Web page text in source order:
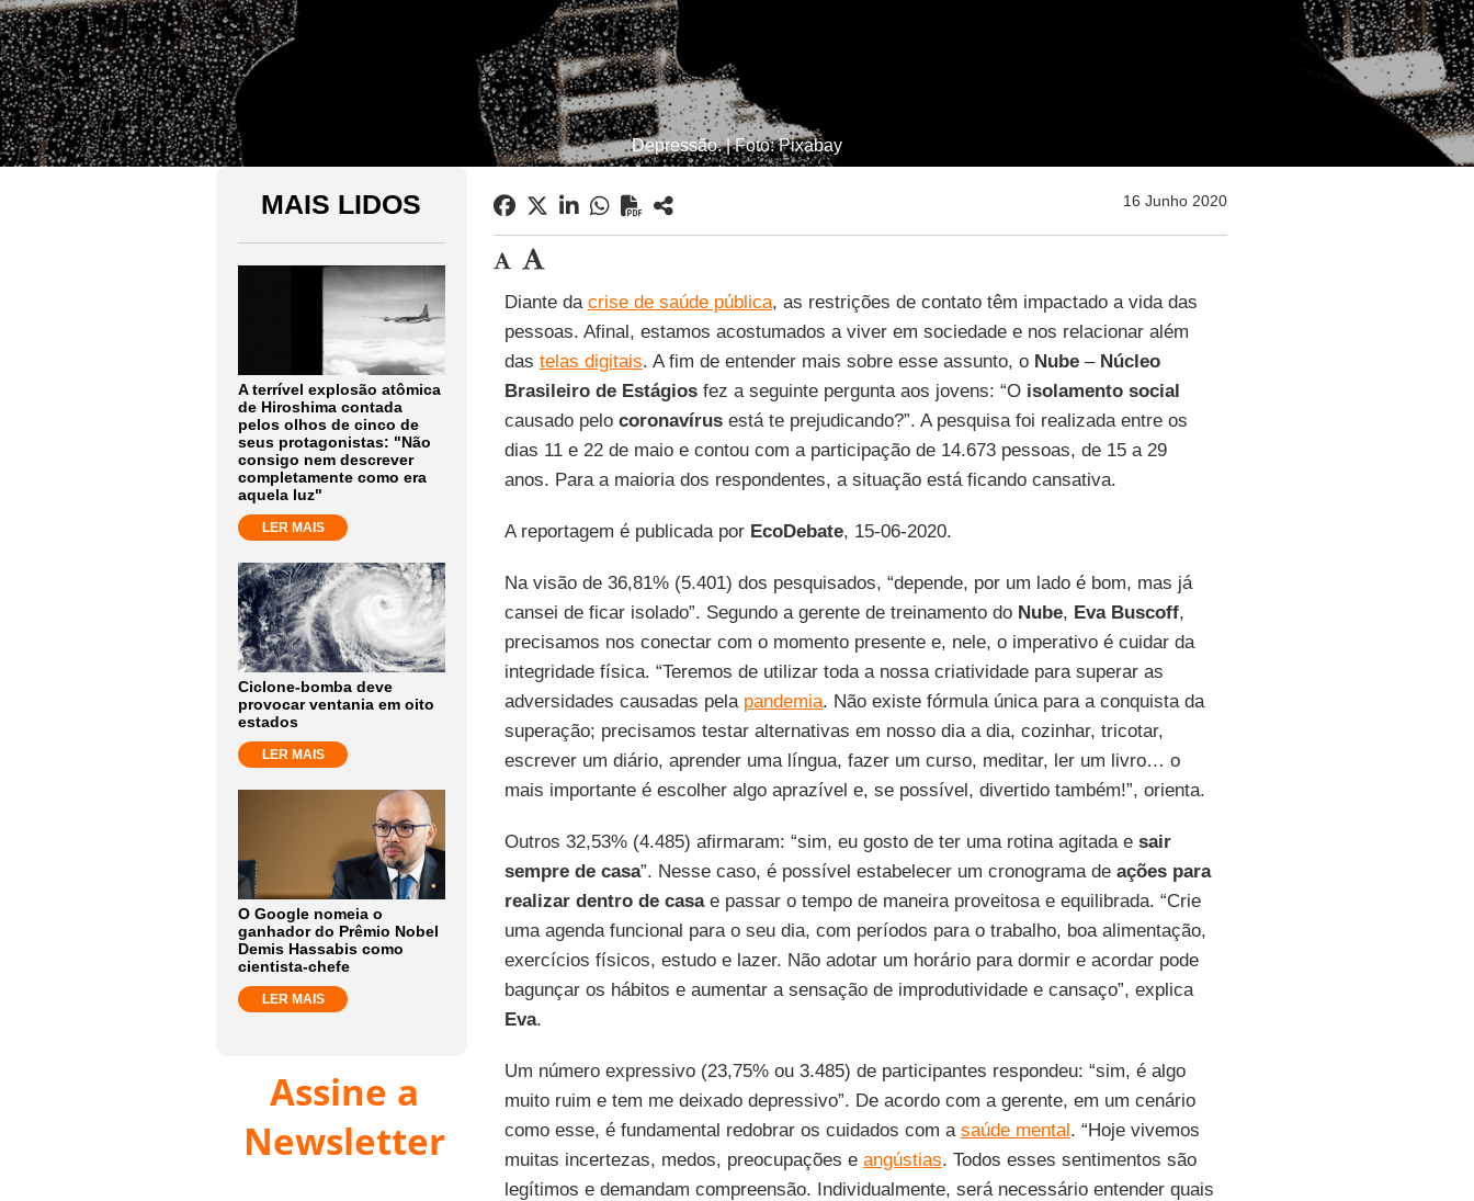
Depressão. | Foto: Pixabay
MAIS LIDOS
A terrível explosão atômica
de Hiroshima contada
pelos olhos de cinco de
seus protagonistas: "Não
consigo nem descrever
completamente como era
aquela luz"
LER MAIS
Ciclone-bomba deve
provocar ventania em oito
estados
LER MAIS
O Google nomeia o
ganhador do Prêmio Nobel
Demis Hassabis como
cientista-chefe
LER MAIS
Assine a
Newsletter
16 Junho 2020
Diante da crise de saúde pública, as restrições de contato têm impactado a vida das
pessoas. Afinal, estamos acostumados a viver em sociedade e nos relacionar além
das telas digitais. A fim de entender mais sobre esse assunto, o Nube– Núcleo
Brasileiro de Estágiosfez a seguinte pergunta aos jovens: “O isolamento social
causado pelo coronavírusestá te prejudicando?”. A pesquisa foi realizada entre os
dias 11 e 22 de maio e contou com a participação de 14.673 pessoas, de 15 a 29
anos. Para a maioria dos respondentes, a situação está ficando cansativa.
A reportagem é publicada por EcoDebate, 15-06-2020.
Na visão de 36,81% (5.401) dos pesquisados, “depende, por um lado é bom, mas já
cansei de ficar isolado”. Segundo a gerente de treinamento do Nube, Eva Buscoff,
precisamos nos conectar com o momento presente e, nele, o imperativo é cuidar da
integridade física. “Teremos de utilizar toda a nossa criatividade para superar as
adversidades causadas pela pandemia. Não existe fórmula única para a conquista da
superação; precisamos testar alternativas em nosso dia a dia, cozinhar, tricotar,
escrever um diário, aprender uma língua, fazer um curso, meditar, ler um livro… o
mais importante é escolher algo aprazível e, se possível, divertido também!”, orienta.
Outros 32,53% (4.485) afirmaram: “sim, eu gosto de ter uma rotina agitada e sair
sempre de casa”. Nesse caso, é possível estabelecer um cronograma de ações para
realizar dentro de casae passar o tempo de maneira proveitosa e equilibrada. “Crie
uma agenda funcional para o seu dia, com períodos para o trabalho, boa alimentação,
exercícios físicos, estudo e lazer. Não adotar um horário para dormir e acordar pode
bagunçar os hábitos e aumentar a sensação de improdutividade e cansaço”, explica
Eva.
Um número expressivo (23,75% ou 3.485) de participantes respondeu: “sim, é algo
muito ruim e tem me deixado depressivo”. De acordo com a gerente, em um cenário
como esse, é fundamental redobrar os cuidados com a saúde mental. “Hoje vivemos
muitas incertezas, medos, preocupações e angústias. Todos esses sentimentos são
legítimos e demandam compreensão. Individualmente, será necessário entender quais